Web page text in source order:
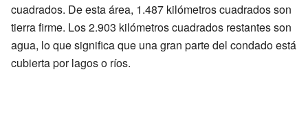
cuadrados. De esta área, 1.487 kilómetros cuadrados son
tierra firme. Los 2.903 kilómetros cuadrados restantes son
agua, lo que significa que una gran parte del condado está
cubierta por lagos o ríos.